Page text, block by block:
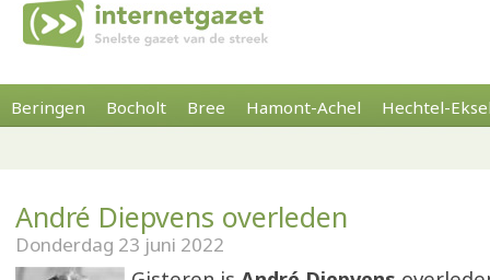
Beringen Bocholt Bree Hamont-Achel Hechtel-
André Diepvens overleden
Donderdag 23 juni 2022